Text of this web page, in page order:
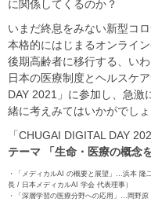
に関係してくるのか？
いまだ終息をみない新型コ
本格的にはじまるオンライ
後期高齢者に移行する、い
日本の医療制度とヘルスケ
DAY 2021」に参加し、急激
緒に考えみてはいかがでしょ
「CHUGAI DIGITAL DAY
テーマ 「生命・医療の概念
・「メディカルAI の概要と展望」…浜本 隆
長 / 日本メディカルAI 学会 代表理事）
・「深層学習の医療分野への応用」…岡野